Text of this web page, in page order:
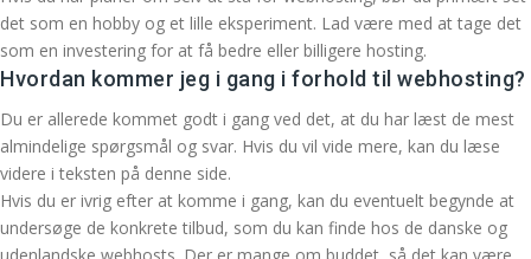
det som en hobby og et lille eksperiment. Lad være med at tage det
som en investering for at få bedre eller billigere hosting.
Hvordan kommer jeg i gang i forhold til webhosting?
Du er allerede kommet godt i gang ved det, at du har læst de mest
almindelige spørgsmål og svar. Hvis du vil vide mere, kan du læse
videre i teksten på denne side.
Hvis du er ivrig efter at komme i gang, kan du eventuelt begynde at
undersøge de konkrete tilbud, som du kan finde hos de danske og